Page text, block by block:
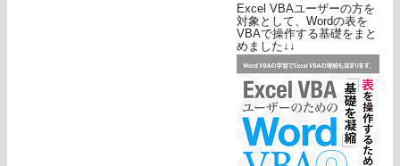
Excel VBAユーザーの方を
対象として、Wordの表を
VBAで操作する基礎をまと
めました↓↓